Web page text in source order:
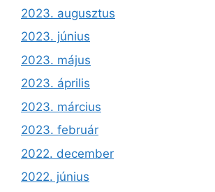
2023. augusztus
2023. június
2023. május
2023. április
2023. március
2023. február
2022. december
2022. június